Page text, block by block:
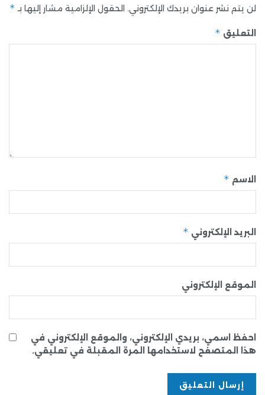
لن يتم نشر عنوان بريدك الإلكتروني. الحقول الإلزامية مشار إليها بـ *
التعليق *
الاسم *
البريد الإلكتروني *
الموقع الإلكتروني
احفظ اسمي، بريدي الإلكتروني، والموقع الإلكتروني في
هذا المتصفح لاستخدامها المرة المقبلة في تعليقي.